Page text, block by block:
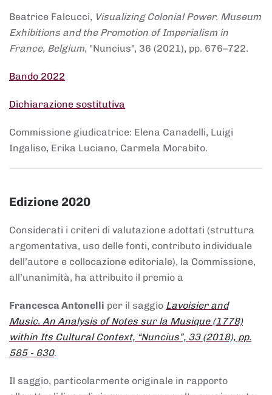
Beatrice Falcucci, Visualizing Colonial Power. Museum
Exhibitions and the Promotion of Imperialism in
France, Belgium, "Nuncius", 36 (2021), pp. 676–722.
Bando 2022
Dichiarazione sostitutiva
Commissione giudicatrice: Elena Canadelli, Luigi
Ingaliso, Erika Luciano, Carmela Morabito.
Edizione 2020
Considerati i criteri di valutazione adottati (struttura
argomentativa, uso delle fonti, contributo individuale
dell’autore e collocazione editoriale), la Commissione,
all’unanimità, ha attribuito il premio a
Francesca Antonelli per il saggio Lavoisier and
Music. An Analysis of Notes sur la Musique (1778)
within Its Cultural Context, “Nuncius”, 33 (2018), pp.
585 - 630.
Il saggio, particolarmente originale in rapporto